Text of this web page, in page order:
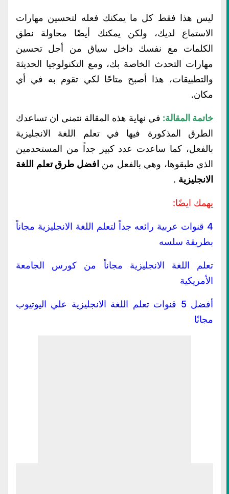
ليس هذا فقط كل ما يمكنك فعله لتحسين مهارات
الاستماع لديك، ولكن يمكنك أيضًا محاولة نطق
الكلمات مع نفسك داخل سياق من أجل تحسين
مهارات التحدث الخاصة بك، ومع التكنولوجيا الحديثة
والتطبيقات، هذا أصبح متاحًا لكي تقوم به في أي
مكان.
خاتمة المقالة: في نهاية هذه المقالة نتمني ان تساعدك
الطرق المذكورة فيها في تعلم اللغة الانجليزية
بالفعل، كما ساعدت عدد كبير جداً من المستحدمين
الذي طبقوها، وهي بالفعل من افضل طرق تعلم اللغة
الانجليزية .
يهمك ايضًا:
4 قنوات عربية رائعه جداً لتعلم اللغة الانجليزية مجاناً
بطريقة سلسه
تعلم اللغة الانجليزية مجاناً من كورس الجامعة
الأمريكية
أفضل 5 قنوات تعلم اللغة الانجليزية علي اليوتيوب
مجانًا